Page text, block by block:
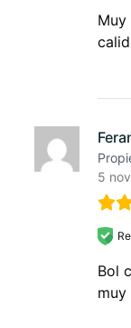
Muy
5
Bol